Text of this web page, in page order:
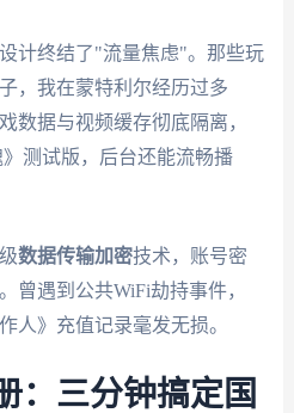
计终结了"流量焦虑"。那些玩
，我在蒙特利尔经历过多
数据与视频缓存彻底隔离，
测试版，后台还能流畅播
数据传输加密技术，账号密
曾遇到公共WiFi劫持事件，
人》充值记录毫发无损。
：三分钟搞定国